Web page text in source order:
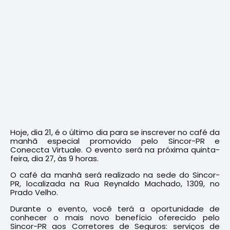
Hoje, dia 21, é o último dia para se inscrever no café da
manhã especial promovido pelo Sincor-PR e
Coneccta Virtuale. O evento será na próxima quinta-
feira, dia 27, às 9 horas.
O café da manhã será realizado na sede do Sincor-
PR, localizada na Rua Reynaldo Machado, 1309, no
Prado Velho.
Durante o evento, você terá a oportunidade de
conhecer o mais novo benefício oferecido pelo
Sincor-PR aos Corretores de Seguros: serviços de